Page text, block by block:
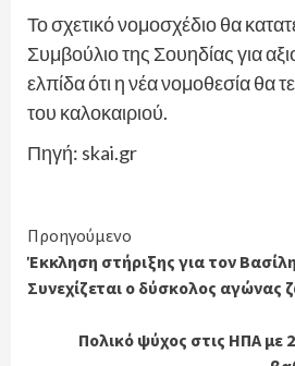
Το σχετικό νομοσχέδιο θα
Συμβούλιο της Σουηδίας για
ελπίδα ότι η νέα νομοθεσία θα
του καλοκαιριού.
Πηγή: skai.gr
Continue
Reading
Προηγούμενο
Έκκληση στήριξης για τον
Συνεχίζεται ο δύσκολος αγώνας
Πολικό ψύχος στις ΗΠΑ με